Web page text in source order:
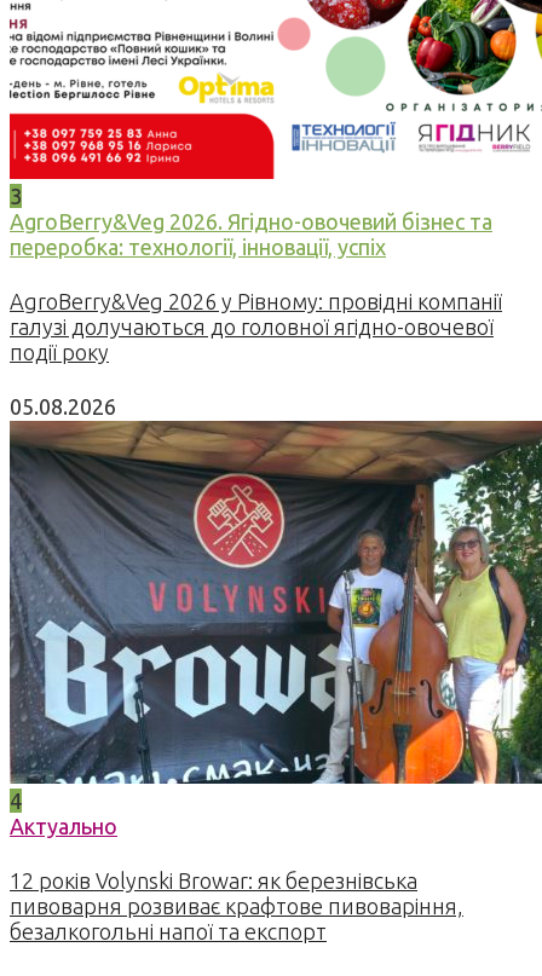
3
AgroBerry&Veg 2026. Ягідно-овочевий бізнес та
переробка: технології, інновації, успіх
AgroBerry&Veg 2026 у Рівному: провідні компанії
галузі долучаються до головної ягідно-овочевої
події року
05.08.2026
4
Актуально
12 років Volynski Browar: як березнівська
пивоварня розвиває крафтове пивоваріння,
безалкогольні напої та експорт